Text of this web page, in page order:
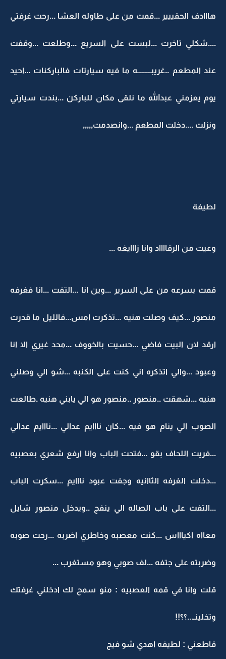
هااادف الحقييير ...قمت من على طاوله العشا ...رحت غرفتي
....شكلي تاخرت ...لبست على السريع ...وطلعت ...وقفت
عند المطعم ..غريبـــــــــه ما فيه سيارتات فالباركنات ...احيد
يوم يعزمني عبدالله ما نلقى مكان للباركن ...بندت سيارتي
ونزلت ....دخلت المطعم ...وانصدمت,,,,,
لطيفة
وعيت من الرقااااد وانا زااايغه ...
قمت بسرعه من على السرير ...وين انا ...التفت ...انا فغرفه
منصور ...كيف وصلت هنيه ...تذكرت امس...فالليل ما قدرت
ارقد لان البيت فاضي ...حسيت بالخووف ...محد غيري الا انا
وعبود ...والي اتذكره اني كنت على الكنبه ...شو الي وصلني
هنيه ...شهقت ..منصور ..منصور هو الي يابني هنيه .طالعت
الصوب الي ينام هو فيه ...كان نااايم عدالي ...نااايم عدالي
...فريت اللحاف بقو ...فتحت الباب وانا ارفع شعري بعصبيه
...دخلت الغرفه الثاانيه وجفت عبود نااايم ...سكرت الباب
...التفت على باب الصاله الي ينفج ..ويدخل منصور شايل
معااه اكياااس ...كنت معصبه وخاطري اضربه ...رحت صوبه
وضربته على جتفه ...لف صوبي وهو مستغرب ...
قلت وانا في قمه العصبيه : منو سمح لك ادخلني غرفتك
وتخلينـ...؟؟!!
قاطعني : لطيفه اهدي شو فيج